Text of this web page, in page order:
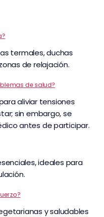
termales, duchas
de relajación.
de salud?
aliviar tensiones
sin embargo, se
antes de participar.
ideales para
y saludables